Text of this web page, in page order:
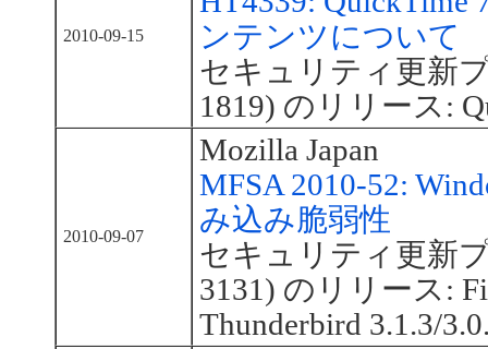
2010-09-15
ンテンツについて
セキュリティ更新
1819) のリリース:
2010-09-07
Mozilla Japan
MFSA 2010-52:
み込み脆弱性
セキュリティ更新
3131) のリリース:
Thunderbird 3.1.3/